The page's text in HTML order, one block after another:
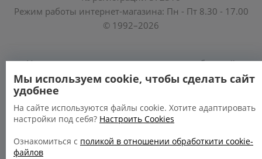
Режим работы интернет-магазина: Пн - Пт 8.30 - 17.00
© 1992–2026
Уполномоченные по защите прав потребителей
облисполкомов, Минского горисполкома:
https://www.mart.gov.by/activity/zashchita-prav-
potrebiteley/
БРЕСТСКАЯ ОБЛАСТЬ тел. (80162) 26 97 69;
Мы используем cookie, чтобы сделать сайт
удобнее
На сайте используются файлы cookie. Хотите адаптировать
настройки под себя? Настроить Cookies
Ознакомиться с поликой в отношении обработкити cookie-
файлов